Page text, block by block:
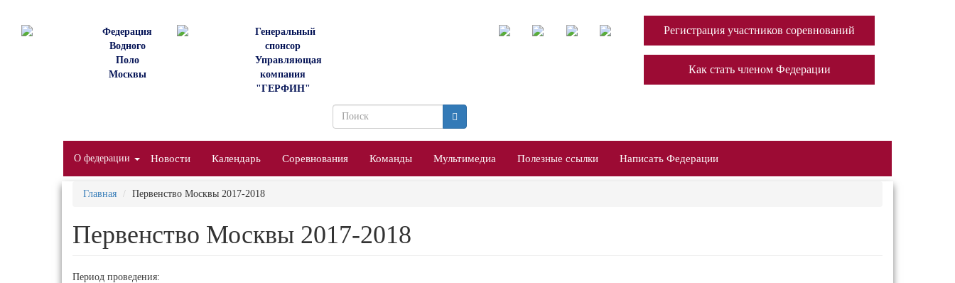
основному
Федерация
Водного
Поло
Москвы
Генеральный
спонсор
Управляющая
компания
"ГЕРФИН"
Регистрация участников соревнований
Как стать членом Федерации
Форма
поиска
О федерации Новости Календарь Соревнования Команды Мультимедиа Полезные ссылки Написать Федерации
Главная Первенство Москвы 2017-2018
Первенство Москвы 2017-2018
Период проведения: